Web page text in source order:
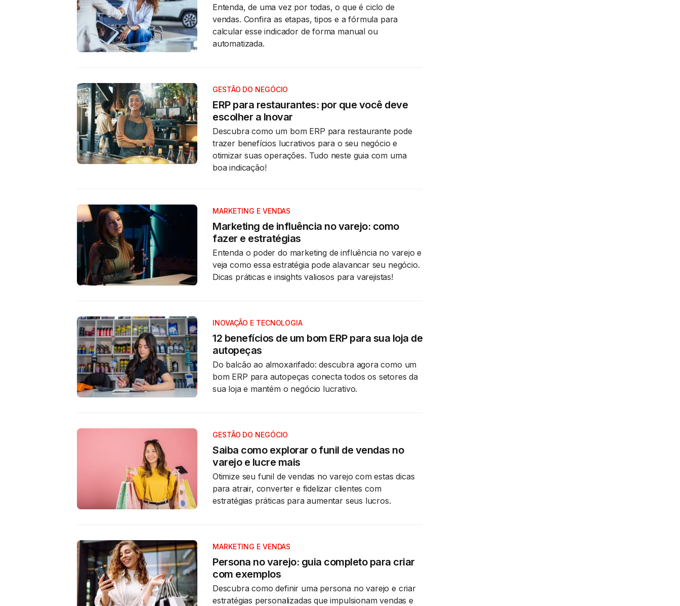
Entenda, de uma vez por todas, o que é ciclo de
vendas. Confira as etapas, tipos e a fórmula para
calcular esse indicador de forma manual ou
automatizada.
GESTÃO DO NEGÓCIO
ERP para restaurantes: por que você deve
escolher a Inovar
Descubra como um bom ERP para restaurante pode
trazer benefícios lucrativos para o seu negócio e
otimizar suas operações. Tudo neste guia com uma
boa indicação!
MARKETING E VENDAS
Marketing de influência no varejo: como
fazer e estratégias
Entenda o poder do marketing de influência no varejo e
veja como essa estratégia pode alavancar seu negócio.
Dicas práticas e insights valiosos para varejistas!
INOVAÇÃO E TECNOLOGIA
12 benefícios de um bom ERP para sua loja de
autopeças
Do balcão ao almoxarifado: descubra agora como um
bom ERP para autopeças conecta todos os setores da
sua loja e mantém o negócio lucrativo.
GESTÃO DO NEGÓCIO
Saiba como explorar o funil de vendas no
varejo e lucre mais
Otimize seu funil de vendas no varejo com estas dicas
para atrair, converter e fidelizar clientes com
estratégias práticas para aumentar seus lucros.
MARKETING E VENDAS
Persona no varejo: guia completo para criar
com exemplos
Descubra como definir uma persona no varejo e criar
estratégias personalizadas que impulsionam vendas e